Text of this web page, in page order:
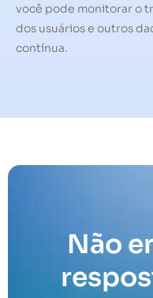
você pode monitorar o
dos usuários e outros
contínua.
Não